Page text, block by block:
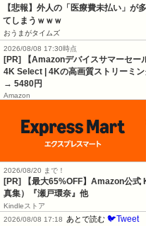
【悲報】外人の「医療費未払い」が
てしまうｗｗｗ
おうまがタイムズ
2026/08/08 17:30時点
[PR] 【Amazonデバイスサマーセ
4K Select | 4Kの高画質ストリーミ
→ 5480円
Amazon
2026/08/20 まで！
[PR]
【最大65%OFF】Amazon公
真集）『瀬戸環奈』他
Kindleストア
2026/08/08 17:18
あとで読む 🐦Tweet